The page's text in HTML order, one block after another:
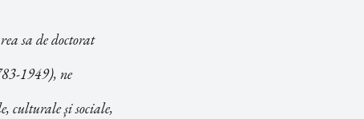
sa de doctorat
1949), ne
culturale și sociale,